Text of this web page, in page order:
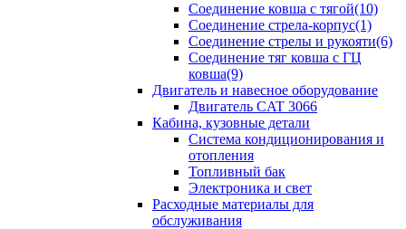
Соединение ковша с тягой(10)
Соединение стрела-корпус(1)
Соединение стрелы и рукояти(6)
Соединение тяг ковша с ГЦ
ковша(9)
Двигатель и навесное оборудование
Двигатель CAT 3066
Кабина, кузовные детали
Система кондиционирования и
отопления
Топливный бак
Электроника и свет
Расходные материалы для
обслуживания